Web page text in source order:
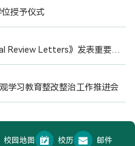
授予仪式
我校教师杨丽君、梁龙在《Physical Review Letters》发表重要理论研究成果
学习教育整改整治工作推进会
校园地图 校历 邮件